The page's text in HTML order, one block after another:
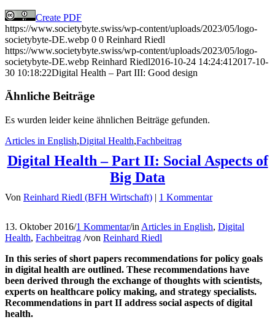
Create PDF
https://www.societybyte.swiss/wp-content/uploads/2023/05/logo-
societybyte-DE.webp 0 0 Reinhard Riedl
https://www.societybyte.swiss/wp-content/uploads/2023/05/logo-
societybyte-DE.webp Reinhard Riedl2016-10-24 14:24:41 2017-10-
30 10:18:22Digital Health – Part III: Good design
Ähnliche Beiträge
Es wurden leider keine ähnlichen Beiträge gefunden.
Articles in English,Digital Health,Fachbeitrag
Digital Health – Part II: Social Aspects of
Big Data
Von Reinhard Riedl (BFH Wirtschaft) | 1 Kommentar
13. Oktober 2016/1 Kommentar/in Articles in English, Digital
Health, Fachbeitrag /von Reinhard Riedl
In this series of short papers recommendations for policy goals
in digital health are outlined. These recommendations have
been derived through the exchange of thoughts with scientists,
experts on healthcare policy making, and strategy specialists.
Recommendations in part II address social aspects of digital
health.